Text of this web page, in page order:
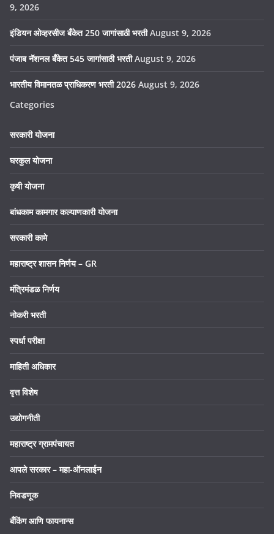
9, 2026
इंडियन ओव्हरसीज बँकेत 250 जागांसाठी भरती August 9, 2026
पंजाब नॅशनल बँकेत 545 जागांसाठी भरती August 9, 2026
भारतीय विमानतळ प्राधिकरण भरती 2026 August 9, 2026
Categories
सरकारी योजना
घरकुल योजना
कृषी योजना
बांधकाम कामगार कल्याणकारी योजना
सरकारी कामे
महाराष्ट्र शासन निर्णय – GR
मंत्रिमंडळ निर्णय
नोकरी भरती
स्पर्धा परीक्षा
माहिती अधिकार
वृत्त विशेष
उद्योगनीती
महाराष्ट्र ग्रामपंचायत
आपले सरकार – महा-ऑनलाईन
निवडणूक
बँकिंग आणि फायनान्स